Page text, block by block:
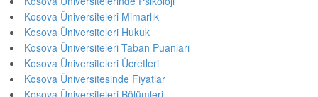
Kosova Üniversiteleri Mimarlık
Kosova Üniversiteleri Hukuk
Kosova Üniversiteleri Taban Puanları
Kosova Üniversiteleri Ücretleri
Kosova Üniversitesinde Fiyatlar
Kosova Üniversiteleri Bölümleri